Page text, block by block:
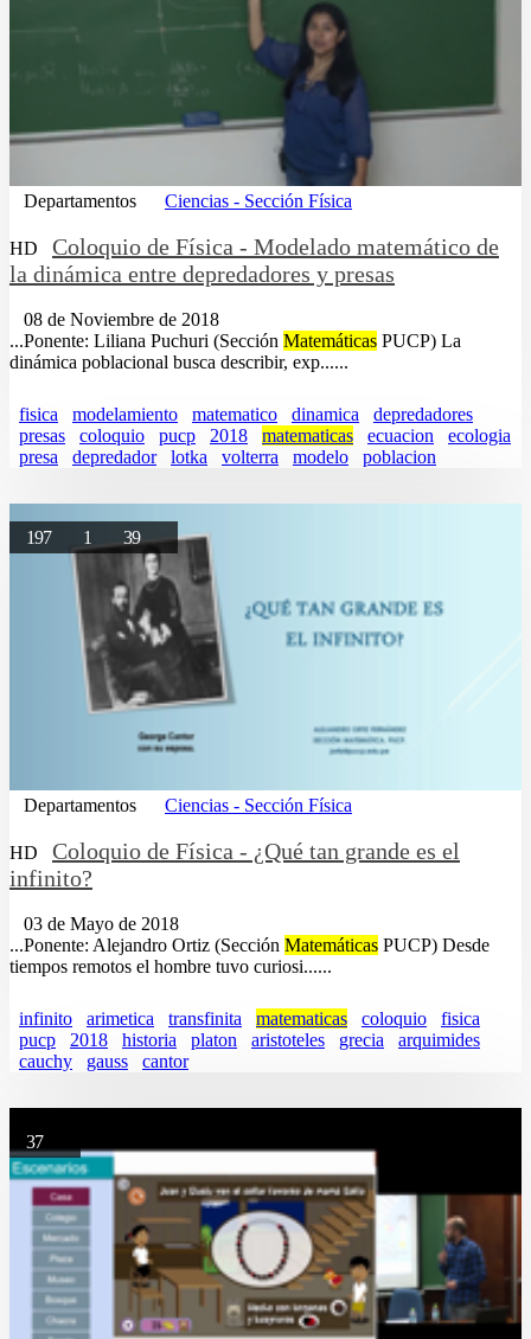
Departamentos Ciencias - Sección Física
HD
Coloquio de Física - Modelado matemático de
la dinámica entre depredadores y presas
08 de Noviembre de 2018
...Ponente: Liliana Puchuri (Sección Matemáticas PUCP) La
dinámica poblacional busca describir, exp......
fisica modelamiento matematico dinamica
depredadores
presas
coloquio pucp 2018 matematicas ecuacion
ecologia
presa
depredador lotka volterra modelo poblacion
197 1 39
Departamentos Ciencias - Sección Física
HD
Coloquio de Física - ¿Qué tan grande es el
infinito?
03 de Mayo de 2018
...Ponente: Alejandro Ortiz (Sección Matemáticas PUCP) Desde
tiempos remotos el hombre tuvo curiosi......
infinito arimetica transfinita matematicas coloquio
fisica
pucp
2018 historia platon aristoteles grecia
arquimides
cauchy
gauss cantor
37